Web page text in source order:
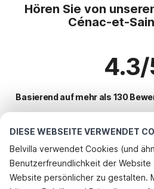
DIESE WEBSEITE VERWENDET
Belvilla verwendet Cookies (und
Benutzerfreundlichkeit der Website
Website persönlicher zu gestalten.
Hören Sie von
Cénac-et-
Basierend auf mehr als 130
Beliebteste Reiseziele
Top-Städte mit Top-